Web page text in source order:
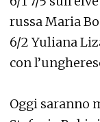
russa Maria
6/2 Yuliana
con
Oggi saranno